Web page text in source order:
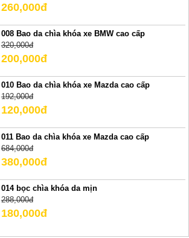
260,000đ
008 Bao da chìa khóa xe BMW cao cấp
320,000đ
200,000đ
010 Bao da chìa khóa xe Mazda cao cấp
192,000đ
120,000đ
011 Bao da chìa khóa xe Mazda cao cấp
684,000đ
380,000đ
014 bọc chìa khóa da mịn
288,000đ
180,000đ